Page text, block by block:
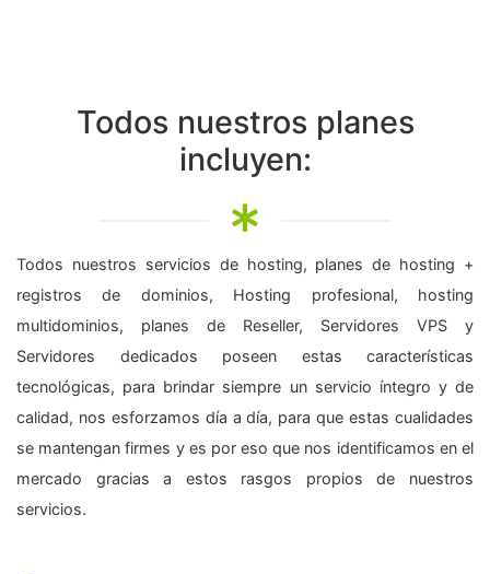
Todos nuestros planes
incluyen:
Todos nuestros servicios de hosting, planes de hosting +
registros de dominios, Hosting profesional, hosting
multidominios, planes de Reseller, Servidores VPS y
Servidores dedicados poseen estas características
tecnológicas, para brindar siempre un servicio íntegro y de
calidad, nos esforzamos día a día, para que estas cualidades
se mantengan firmes y es por eso que nos identificamos en el
mercado gracias a estos rasgos propios de nuestros
servicios.